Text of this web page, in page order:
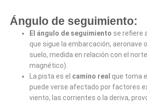
Ángulo de seguimiento:
El ángulo de seguimiento se refiere
que sigue la embarcación, aeronave
suelo, medida en relación con el
magnético).
La pista es el camino real que toma
puede verse afectado por factores
viento, las corrientes o la deriva,